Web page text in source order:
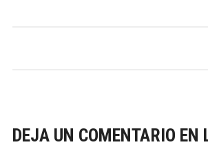
DEJA UN COMENTARIO EN